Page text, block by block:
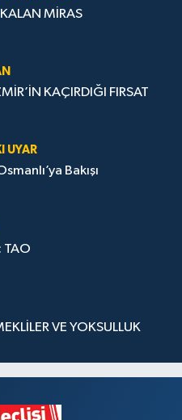
MİRAS
KAÇIRDIĞI FIRSAT
UYAR
Bakışı
TAO
VE YOKSULLUK